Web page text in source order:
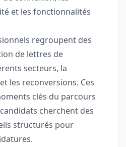
et les fonctionnalités
regroupent des
de lettres de
secteurs, la
les reconversions. Ces
clés du parcours
cherchent des
structurés pour